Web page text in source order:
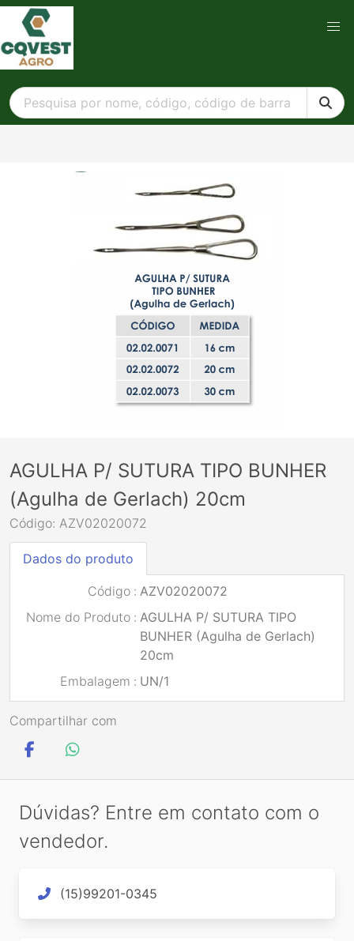
AGULHA P/ SUTURA TIPO BUNHER
(Agulha de Gerlach) 20cm
Código: AZV02020072
Dados do produto
Código : AZV02020072
Nome do Produto : AGULHA P/ SUTURA TIPO
BUNHER (Agulha de Gerlach)
20cm
Embalagem : UN/1
Compartilhar com
Dúvidas? Entre em contato com o
vendedor.
(15)99201-0345